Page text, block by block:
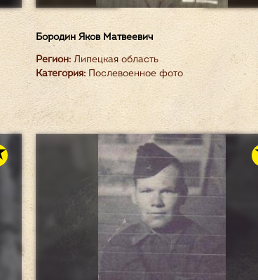
Бородин Яков Матвеевич
Регион:Липецкая область
Категория:Послевоенное фото